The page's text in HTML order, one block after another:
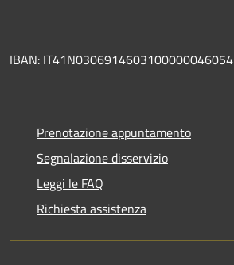
IBAN: IT41N0306914603100000046054
Prenotazione appuntamento
Segnalazione disservizio
Leggi le FAQ
Richiesta assistenza